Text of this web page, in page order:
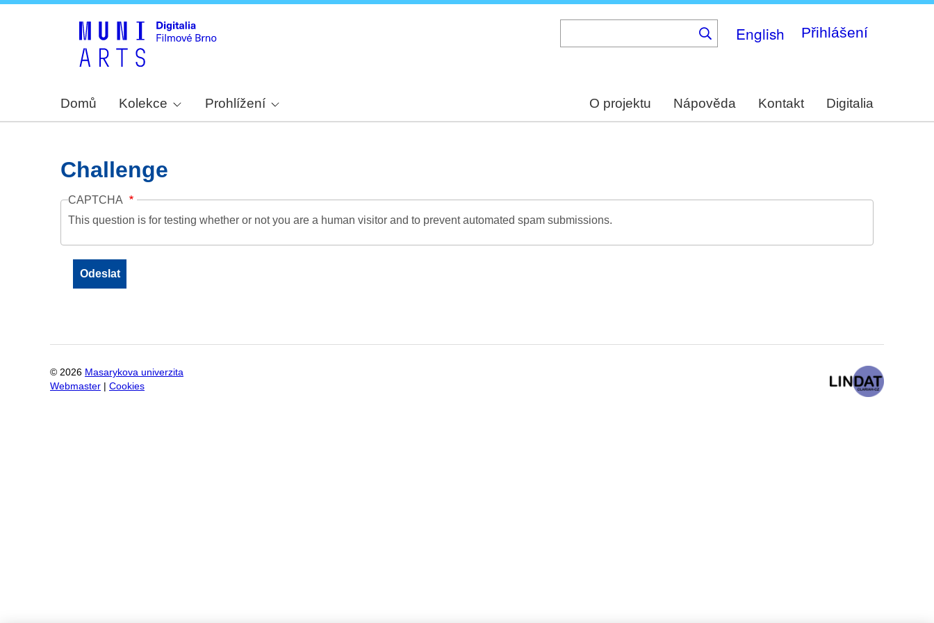
English Přihlášení
Domů Kolekce Prohlížení O projektu Nápověda Kontakt Digitalia
Challenge
CAPTCHA
This question is for testing whether or not you are a human visitor and to prevent automated spam submissions.
© 2026 Masarykova univerzita
Webmaster
Cookies